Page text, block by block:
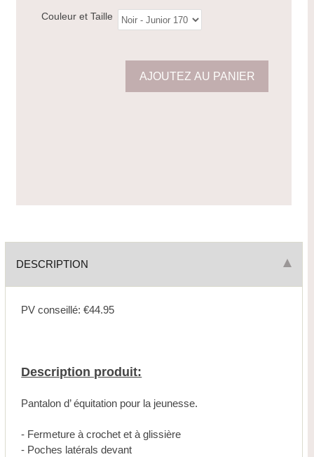
Couleur et Taille
DESCRIPTION
PV conseillé: €44.95
Description produit:
Pantalon d’ équitation pour la jeunesse.
- Fermeture à crochet et à glissière
- Poches latérals devant